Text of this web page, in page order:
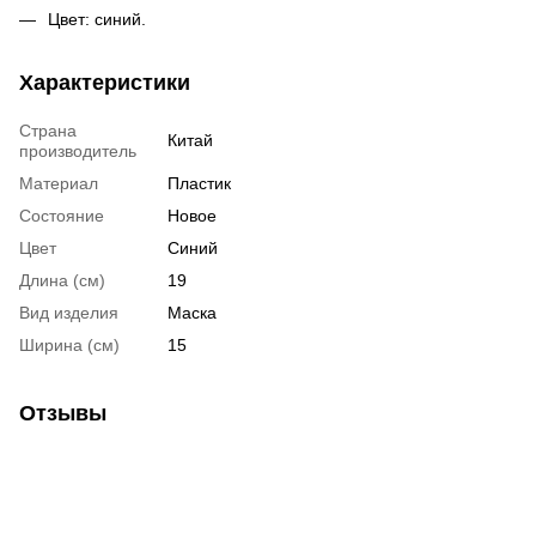
Цвет: синий.
Характеристики
Страна
производитель
Китай
Материал
Пластик
Состояние
Новое
Цвет
Синий
Длина (см)
19
Вид изделия
Маска
Ширина (см)
15
Отзывы